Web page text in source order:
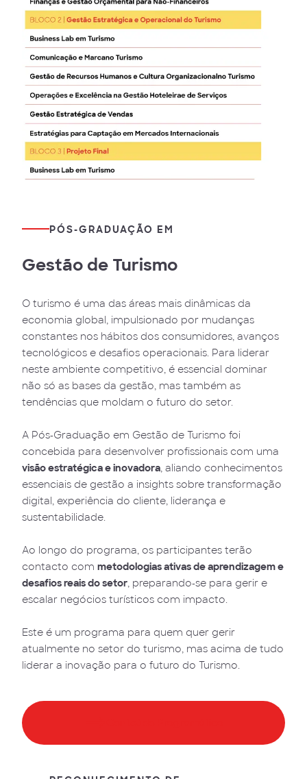
PÓS-GRADUAÇÃO EM
Gestão de Turismo
O turismo é uma das áreas mais dinâmicas da
economia global, impulsionado por mudanças
constantes nos hábitos dos consumidores, avanços
tecnológicos e desafios operacionais. Para liderar
neste ambiente competitivo, é essencial dominar
não só as bases da gestão, mas também as
tendências que moldam o futuro do setor.
A Pós-Graduação em Gestão de Turismo foi
concebida para desenvolver profissionais com uma
visão estratégica e inovadora, aliando conhecimentos
essenciais de gestão a insights sobre transformação
digital, experiência do cliente, liderança e
sustentabilidade.
Ao longo do programa, os participantes terão
contacto com metodologias ativas de aprendizagem e
desafios reais do setor, preparando-se para gerir e
escalar negócios turísticos com impacto.
Este é um programa para quem quer gerir
atualmente no setor do turismo, mas acima de tudo
liderar a inovação para o futuro do Turismo.